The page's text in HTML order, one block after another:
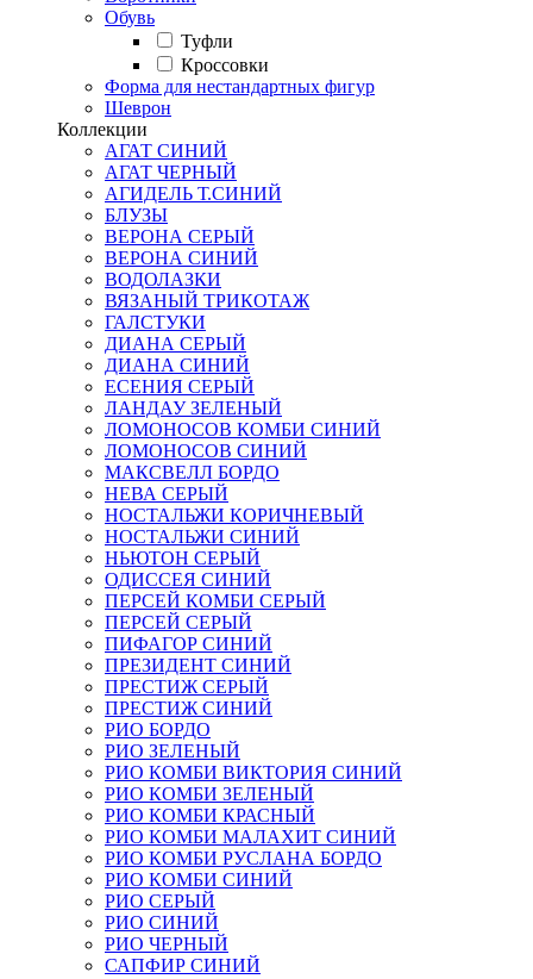
Обувь
Туфли
Кроссовки
Форма для нестандартных фигур
Шеврон
Коллекции
АГАТ СИНИЙ
АГАТ ЧЕРНЫЙ
АГИДЕЛЬ Т.СИНИЙ
БЛУЗЫ
ВЕРОНА СЕРЫЙ
ВЕРОНА СИНИЙ
ВОДОЛАЗКИ
ВЯЗАНЫЙ ТРИКОТАЖ
ГАЛСТУКИ
ДИАНА СЕРЫЙ
ДИАНА СИНИЙ
ЕСЕНИЯ СЕРЫЙ
ЛАНДАУ ЗЕЛЕНЫЙ
ЛОМОНОСОВ КОМБИ СИНИЙ
ЛОМОНОСОВ СИНИЙ
МАКСВЕЛЛ БОРДО
НЕВА СЕРЫЙ
НОСТАЛЬЖИ КОРИЧНЕВЫЙ
НОСТАЛЬЖИ СИНИЙ
НЬЮТОН СЕРЫЙ
ОДИССЕЯ СИНИЙ
ПЕРСЕЙ КОМБИ СЕРЫЙ
ПЕРСЕЙ СЕРЫЙ
ПИФАГОР СИНИЙ
ПРЕЗИДЕНТ СИНИЙ
ПРЕСТИЖ СЕРЫЙ
ПРЕСТИЖ СИНИЙ
РИО БОРДО
РИО ЗЕЛЕНЫЙ
РИО КОМБИ ВИКТОРИЯ СИНИЙ
РИО КОМБИ ЗЕЛЕНЫЙ
РИО КОМБИ КРАСНЫЙ
РИО КОМБИ МАЛАХИТ СИНИЙ
РИО КОМБИ РУСЛАНА БОРДО
РИО КОМБИ СИНИЙ
РИО СЕРЫЙ
РИО СИНИЙ
РИО ЧЕРНЫЙ
САПФИР СИНИЙ